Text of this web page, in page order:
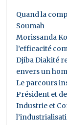
Quand la
Soumah
Morissanda
l’efficacité
Djiba Diakité
envers un
Le parcours
Président et
Industrie et